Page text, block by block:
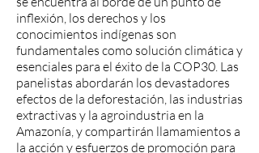
inflexión, los derechos y los
conocimientos indígenas son
fundamentales como solución climática y
esenciales para el éxito de la COP30. Las
panelistas abordarán los devastadores
efectos de la deforestación, las industrias
extractivas y la agroindustria en la
Amazonía, y compartirán llamamientos a
la acción y esfuerzos de promoción para